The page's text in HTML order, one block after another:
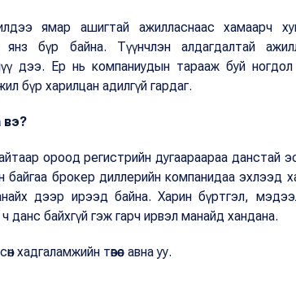
ямар ашигтай ажилласнаас хамаарч
бүр байна. Түүнчлэн алдагдалтай
дээ. Ер нь компаниудын тарааж буй
бүр харилцан адилгүй гардаг.
вэ?
ороод регистрийн дугаараараа данстай
брокер диллерийн компанидаа эхлээд
дээр ирээд байна. Харин бүртгэл,
данс байхгүй гэж гарч ирвэл манайд хандана.
хадгаламжийн төвөөс авна уу.